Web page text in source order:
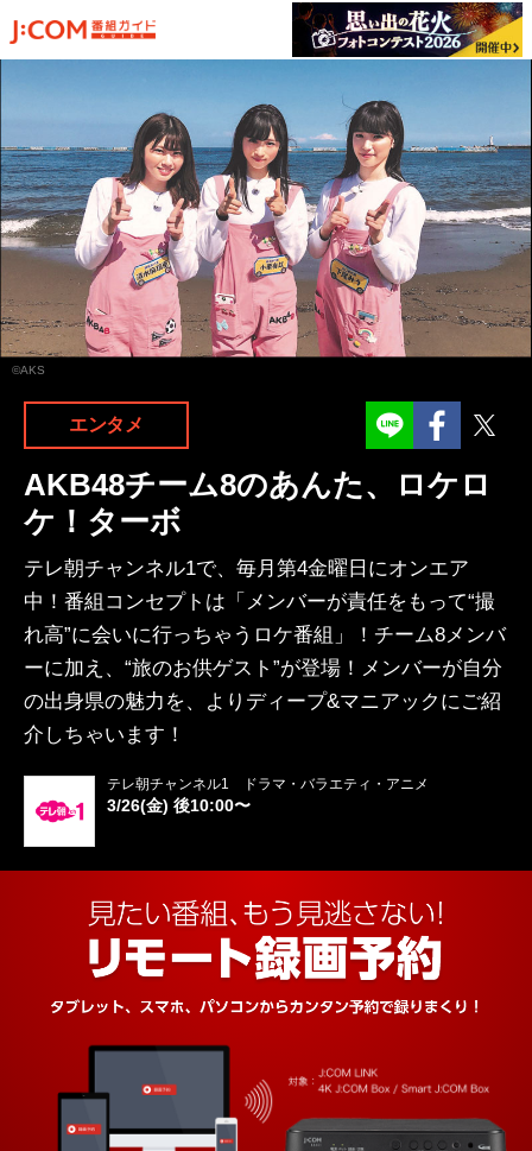
©AKS
エンタメ
AKB48チーム8のあんた、ロケロ
ケ！ターボ
テレ朝チャンネル1で、毎月第4金曜日にオンエア
中！番組コンセプトは「メンバーが責任をもって“撮
れ高”に会いに行っちゃうロケ番組」！チーム8メンバ
ーに加え、“旅のお供ゲスト”が登場！メンバーが自分
の出身県の魅力を、よりディープ&マニアックにご紹
介しちゃいます！
テレ朝チャンネル1 ドラマ・バラエティ・アニメ
3/26(金) 後10:00〜